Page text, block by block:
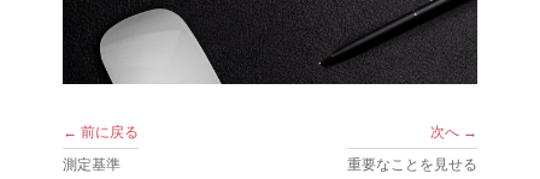
← 前に戻る
測定基準
次へ →
重要なことを見せる